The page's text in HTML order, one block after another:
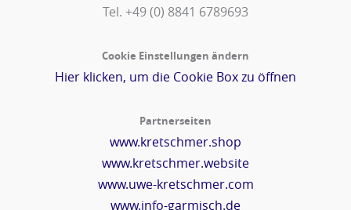
Tel. +49 (0) 8841 6789693‬
Cookie Einstellungen ändern
Hier klicken, um die Cookie Box zu öffnen
Partnerseiten
www.kretschmer.shop
www.kretschmer.website
www.uwe-kretschmer.com
www.info-garmisch.de